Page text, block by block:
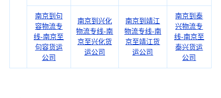
南京到句
容物流专
线-南京至
句容货运
公司
南京到兴化
物流专线-南
京至兴化货
运公司
南京到靖江
物流专线-南
京至靖江货
运公司
南京到泰
兴物流专
线-南京至
泰兴货运
公司